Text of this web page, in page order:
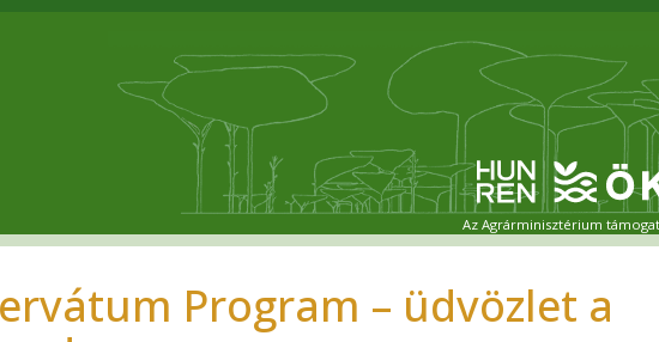
Az Agrárminisztérium
Program – üdvözlet a